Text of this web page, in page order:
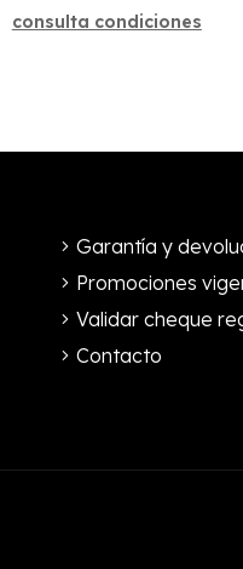
consulta condiciones
Garantía y
Promociones
Validar cheque
Contacto